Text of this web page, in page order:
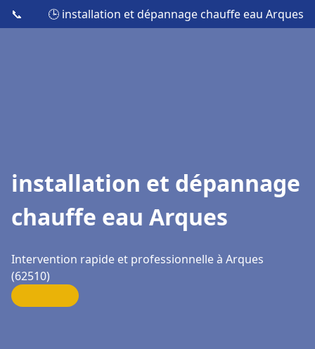
📞 🕒 installation et dépannage chauffe eau Arques
installation et dépannage
chauffe eau Arques
Intervention rapide et professionnelle à Arques
(62510)